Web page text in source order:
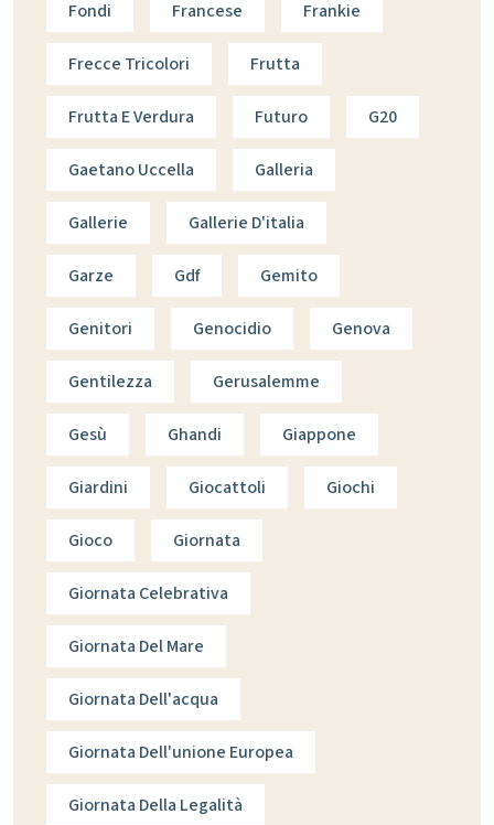
Fondi Francese Frankie
Frecce Tricolori Frutta
Frutta E Verdura Futuro G20
Gaetano Uccella Galleria
Gallerie Gallerie D'italia
Garze Gdf Gemito
Genitori Genocidio Genova
Gentilezza Gerusalemme
Gesù Ghandi Giappone
Giardini Giocattoli Giochi
Gioco Giornata
Giornata Celebrativa
Giornata Del Mare
Giornata Dell'acqua
Giornata Dell'unione Europea
Giornata Della Legalità